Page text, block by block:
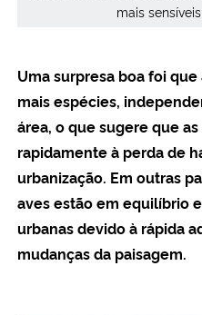
mais
Uma surpresa boa foi
mais espécies,
área, o que sugere que
rapidamente à perda de
urbanização. Em outras
aves estão em equilíbrio
urbanas devido à rápida
mudanças da paisagem.